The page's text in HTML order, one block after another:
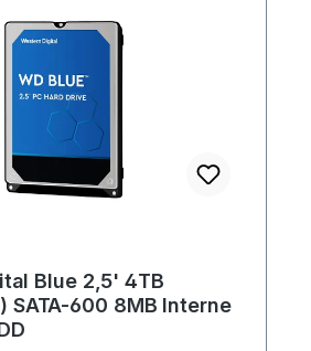
Blue 2,5' 4TB
SATA-600 8MB Interne